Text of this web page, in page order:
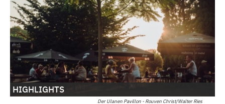
Der Ulanen Pavillon - Rouven Christ/Walter Ries
HIGHLIGHTS